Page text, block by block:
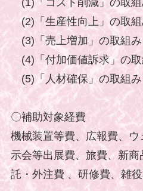
(2)「生産性向上」の取組
(3)「売上増加」の取組み
(4)「付加価値訴求」の取
(5)「人材確保」の取組み
〇補助対象経費
機械装置等費、広報費、
示会等出展費、旅費、新
託・外注費 、研修費、雑